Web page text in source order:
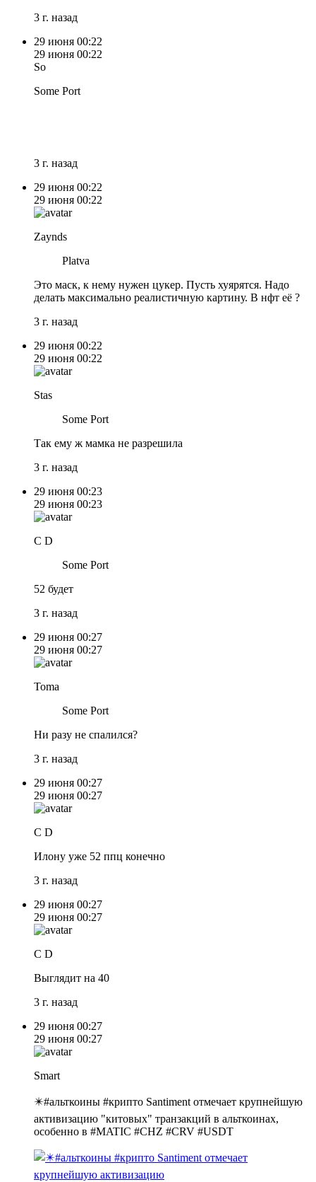
3 г. назад
29 июня 00:22
29 июня 00:22
So
Some Port
3 г. назад
29 июня 00:22
29 июня 00:22
Zaynds
Platva
Это маск, к нему нужен цукер. Пусть хуярятся. Надо
делать максимально реалистичную картину. В нфт её ?
3 г. назад
29 июня 00:22
29 июня 00:22
Stas
Some Port
Так ему ж мамка не разрешила
3 г. назад
29 июня 00:23
29 июня 00:23
C D
Some Port
52 будет
3 г. назад
29 июня 00:27
29 июня 00:27
Toma
Some Port
Ни разу не спалился?
3 г. назад
29 июня 00:27
29 июня 00:27
C D
Илону уже 52 ппц конечно
3 г. назад
29 июня 00:27
29 июня 00:27
C D
Выглядит на 40
3 г. назад
29 июня 00:27
29 июня 00:27
Smart
✴️#альткоины #крипто Santiment отмечает крупнейшую
активизацию "китовых" транзакций в альткоинах,
особенно в #MATIC #CHZ #CRV #USDT